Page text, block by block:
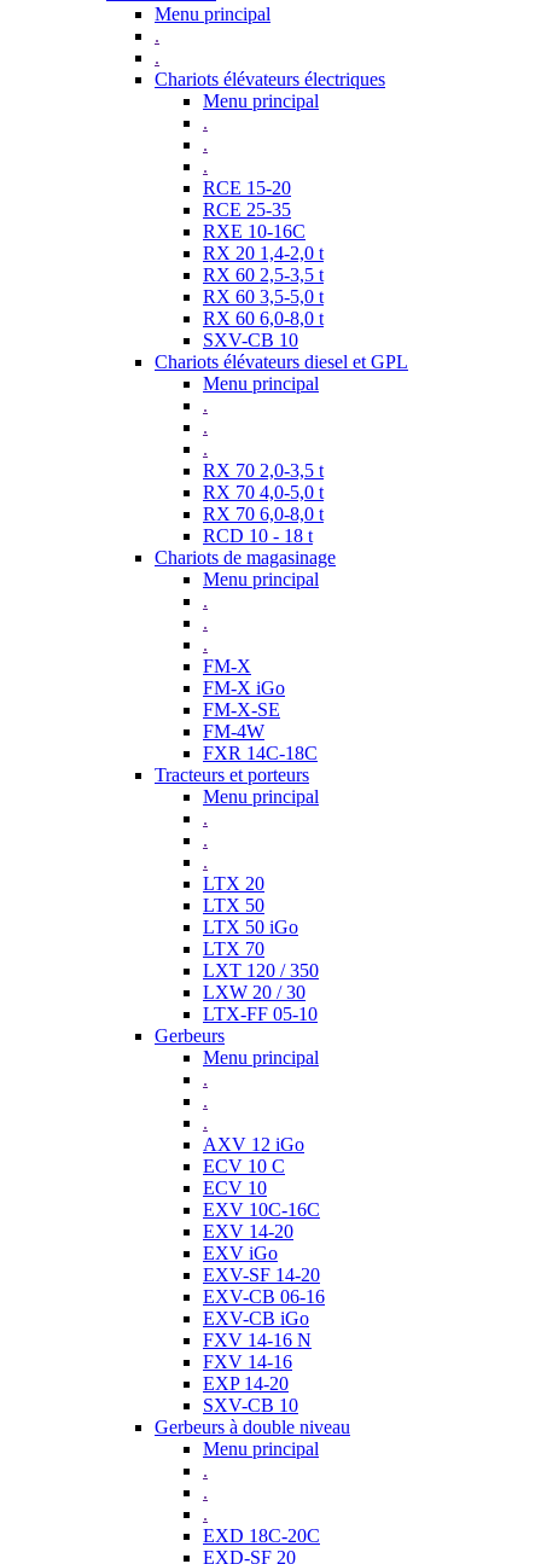
Menu principal
.
.
Chariots élévateurs électriques
Menu principal
.
.
.
RCE 15-20
RCE 25-35
RXE 10-16C
RX 20 1,4-2,0 t
RX 60 2,5-3,5 t
RX 60 3,5-5,0 t
RX 60 6,0-8,0 t
SXV-CB 10
Chariots élévateurs diesel et GPL
Menu principal
.
.
.
RX 70 2,0-3,5 t
RX 70 4,0-5,0 t
RX 70 6,0-8,0 t
RCD 10 - 18 t
Chariots de magasinage
Menu principal
.
.
.
FM-X
FM-X iGo
FM-X-SE
FM-4W
FXR 14C-18C
Tracteurs et porteurs
Menu principal
.
.
.
LTX 20
LTX 50
LTX 50 iGo
LTX 70
LXT 120 / 350
LXW 20 / 30
LTX-FF 05-10
Gerbeurs
Menu principal
.
.
.
AXV 12 iGo
ECV 10 C
ECV 10
EXV 10C-16C
EXV 14-20
EXV iGo
EXV-SF 14-20
EXV-CB 06-16
EXV-CB iGo
FXV 14-16 N
FXV 14-16
EXP 14-20
SXV-CB 10
Gerbeurs à double niveau
Menu principal
.
.
.
EXD 18C-20C
EXD-SF 20